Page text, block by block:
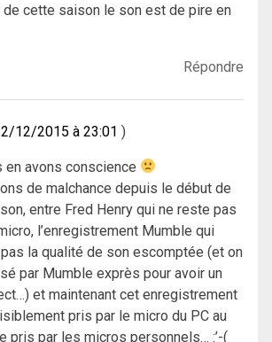
cette saison le son est de pire en
Répondre
12/2015 à 23:01
en avons conscience
de malchance depuis le début de
entre Fred Henry qui ne reste pas
l’enregistrement Mumble qui
pas la qualité de son escomptée (et on
par Mumble exprès pour avoir un
et maintenant cet enregistrement
pris par le micro du PC au
pris par les micros personnels… :’-(